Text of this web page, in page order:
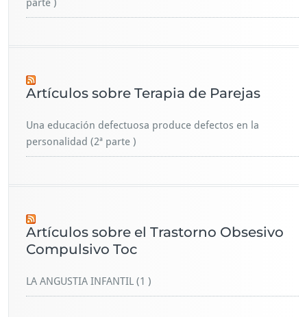
parte )
Artículos sobre Terapia de Parejas
Una educación defectuosa produce defectos en la
personalidad (2ª parte )
Artículos sobre el Trastorno Obsesivo
Compulsivo Toc
LA ANGUSTIA INFANTIL (1 )